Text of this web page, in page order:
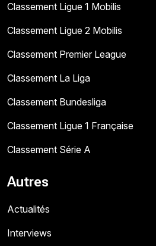
Classement Ligue 1 Mobilis
Classement Ligue 2 Mobilis
Classement Premier League
Classement La Liga
Classement Bundesliga
Classement Ligue 1 Française
Classement Série A
Autres
Actualités
Interviews